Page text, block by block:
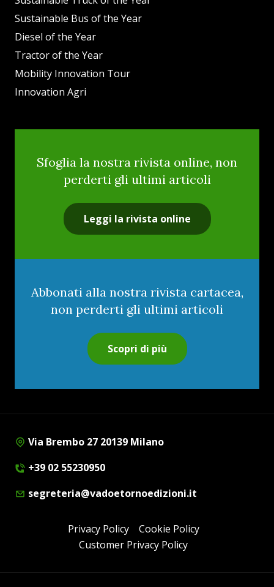
Sustainable Bus of the Year
Diesel of the Year
Tractor of the Year
Mobility Innovation Tour
Innovation Agri
Sfoglia la nostra rivista online, non
perderti gli ultimi articoli
Leggi la rivista online
Abbonati alla nostra rivista cartacea,
non perderti gli ultimi articoli
Scopri di più
Via Brembo 27 20139 Milano
+39 02 55230950
segreteria@vadoetornoedizioni.it
Privacy Policy
Cookie Policy
Customer Privacy Policy